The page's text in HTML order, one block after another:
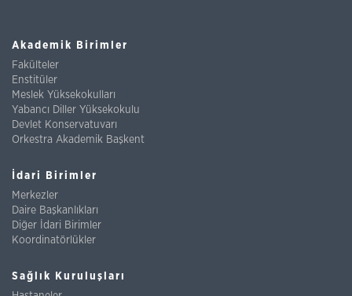
Akademik Birimler
Fakülteler
Enstitüler
Meslek Yüksekokulları
Yabancı Diller Yüksekokulu
Devlet Konservatuvarı
Orkestra Akademik Başkent
İdari Birimler
Merkezler
Daire Başkanlıkları
Diğer İdari Birimler
Koordinatörlükler
Sağlık Kuruluşları